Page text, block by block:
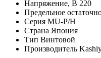
Напряжение, В 220
Предельное
Серия MU-P/H
Страна Япония
Тип Винтовой
Производитель